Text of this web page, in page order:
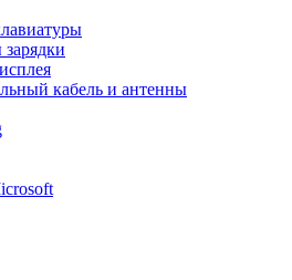
кабель и антенны